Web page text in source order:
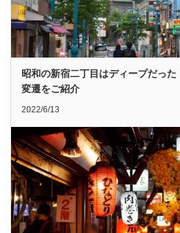
昭和の新宿二丁目はディープだっ
変遷をご紹介
2022/6/13